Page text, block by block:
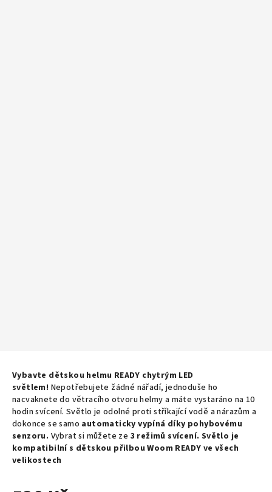
Vybavte dětskou helmu READY chytrým LED
světlem! Nepotřebujete žádné nářadí, jednoduše ho
nacvaknete do větracího otvoru helmy a máte vystaráno na 10
hodin svícení. Světlo je odolné proti stříkající vodě a nárazům a
dokonce se samo automaticky vypíná díky pohybovému
senzoru. Vybrat si můžete ze 3 režimů svícení. Světlo je
kompatibilní s dětskou přilbou Woom READY ve všech
velikostech